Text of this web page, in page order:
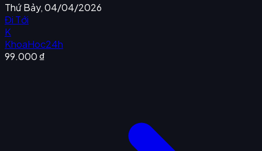
Thứ Bảy, 04/04/2026
Đi Tới
K
KhoaHoc24h
99.000 ₫